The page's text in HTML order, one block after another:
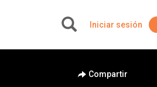
Iniciar sesión
Compartir